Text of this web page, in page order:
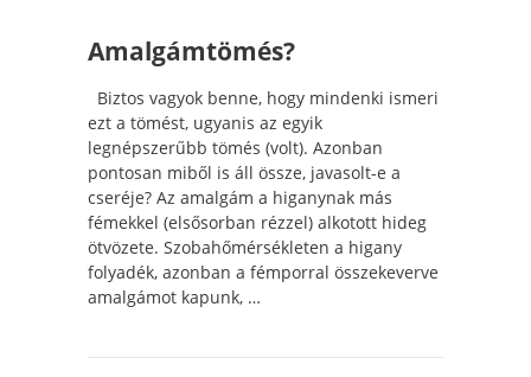
Amalgámtömés?
Biztos vagyok benne, hogy mindenki ismeri
ezt a tömést, ugyanis az egyik
legnépszerűbb tömés (volt). Azonban
pontosan miből is áll össze, javasolt-e a
cseréje? Az amalgám a higanynak más
fémekkel (elsősorban rézzel) alkotott hideg
ötvözete. Szobahőmérsékleten a higany
folyadék, azonban a fémporral összekeverve
amalgámot kapunk, …